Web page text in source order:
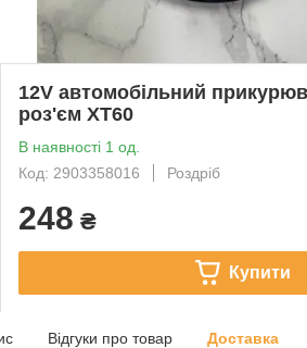
12V автомобільний
роз'єм XT60
В наявності 1 од.
Код: 2903358016
Роздріб
248 ₴
Купити
Відгуки про товар Доставка